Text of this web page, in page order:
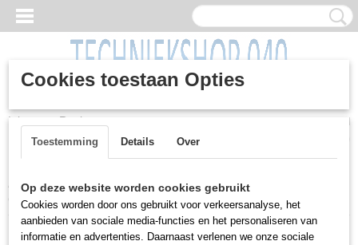
Inloggen Registreren
Home >Machines> Gereedschap>Hef- / Hijsgereedschap
Grote zware rolkoevoet, hefvermogen ca 5 ton
Cookies toestaan Opties
Toestemming Details Over
Op deze website worden cookies gebruikt
Cookies worden door ons gebruikt voor verkeersanalyse, het
aanbieden van sociale media-functies en het personaliseren van
informatie en advertenties. Daarnaast verlenen we onze sociale